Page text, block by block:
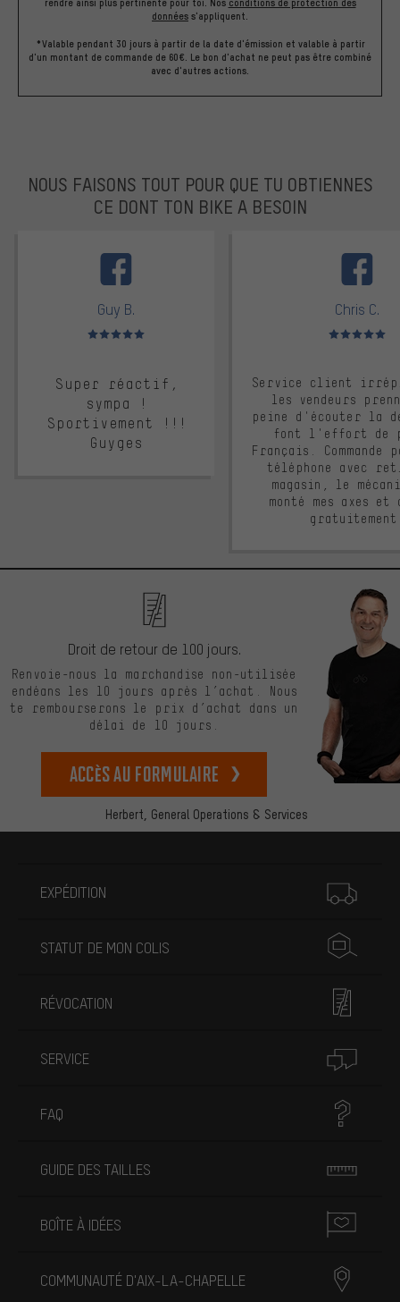
rendre ainsi plus pertinente pour toi. Nos conditions de protection des
données s'appliquent.
*Valable pendant 30 jours à partir de la date d'émission et valable à partir
d'un montant de commande de 60€. Le bon d'achat ne peut pas être combiné
avec d'autres actions.
NOUS FAISONS TOUT POUR QUE TU OBTIENNES
CE DONT TON BIKE A BESOIN
Guy B.
Note moyenne : 5 sur 5
Super réactif,
sympa !
Sportivement !!!
Guyges
Chris C.
Note moyenne :
Service client
les vendeurs
peine d'écouter la
font l'effort de
Français. Commande
téléphone avec
magasin, le
monté mes axes et
Herbert, General Operations & Services
Droit de retour de 100 jours.
Renvoie-nous la marchandise non-utilisée
endéans les 10 jours après l’achat. Nous
te rembourserons le prix d’achat dans un
délai de 10 jours.
Accès au formulaire
EXPÉDITION
STATUT DE MON COLIS
RÉVOCATION
SERVICE
FAQ
GUIDE DES TAILLES
BOÎTE À IDÉES
COMMUNAUTÉ D'AIX-LA-CHAPELLE